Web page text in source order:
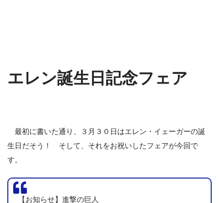
エレン誕生日記念フェア
最初に書いた通り、３月３０日はエレン・イェーガーの誕
生日だそう！ そして、それをお祝いしたフェアが今回で
す。
【お知らせ】進撃の巨人